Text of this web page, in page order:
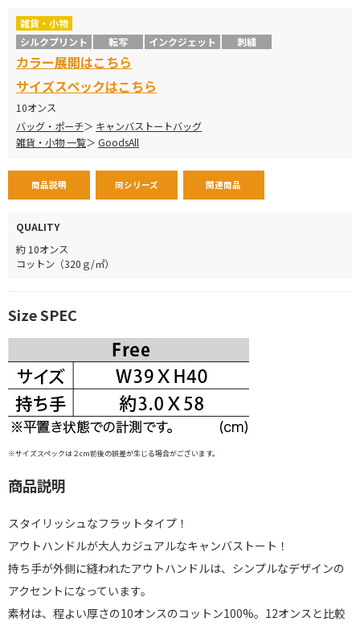
雑貨・小物
シルクプリント
転写 インクジェット 刺繍
カラー展開はこちら
サイズスペックはこちら
10オンス
バッグ・ポーチ
キャンバストートバッグ
雑貨・小物 一覧
GoodsAll
商品説明 同シリーズ 関連商品
QUALITY
約 10オンス
コットン（320ｇ/㎡）
Size SPEC
※サイズスペックは２cm前後の誤差が生じる場合がございます。
商品説明
スタイリッシュなフラットタイプ！
アウトハンドルが大人カジュアルなキャンバストート！
持ち手が外側に縫われたアウトハンドルは、シンプルなデザインの
アクセントになっています。
素材は、程よい厚さの10オンスのコットン100%。12オンスと比較